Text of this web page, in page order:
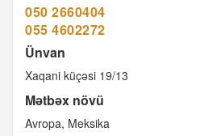
050 2660404
055 4602272
Ünvan
Xaqani küçəsi 19/13
Mətbəx növü
Avropa Meksika